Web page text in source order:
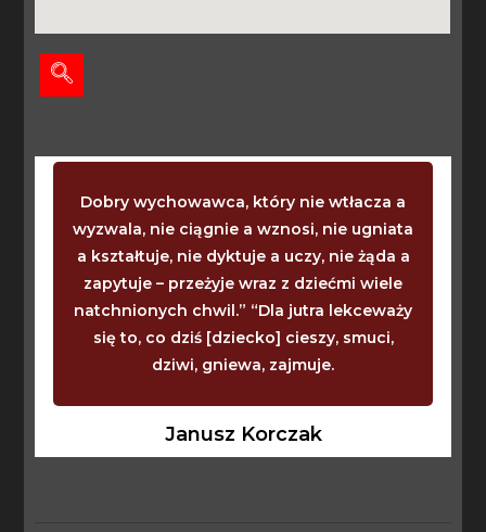
Dobry wychowawca, który nie wtłacza a
wyzwala, nie ciągnie a wznosi, nie ugniata
a kształtuje, nie dyktuje a uczy, nie żąda a
zapytuje – przeżyje wraz z dziećmi wiele
natchnionych chwil.” “Dla jutra lekceważy
się to, co dziś [dziecko] cieszy, smuci,
dziwi, gniewa, zajmuje.
Janusz Korczak